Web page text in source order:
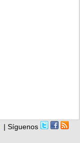
| Síguenos